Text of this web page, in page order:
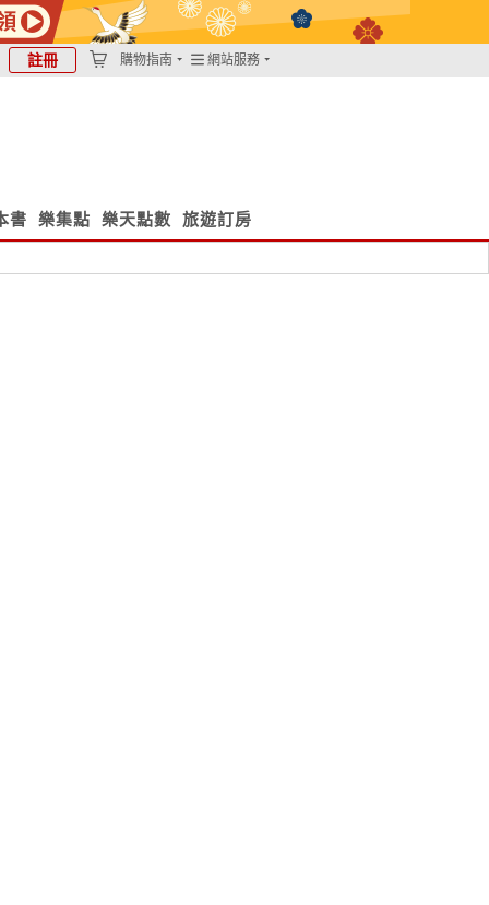
註冊 購物指南 網站服務
書 樂集點 樂天點數 旅遊訂房